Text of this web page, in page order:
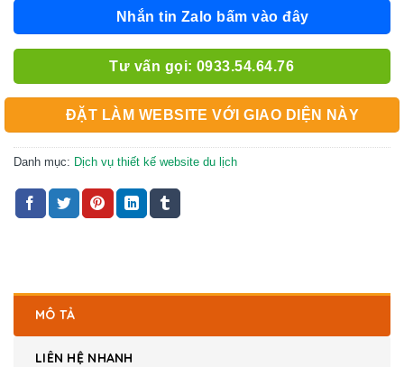
Nhắn tin Zalo bấm vào đây
Tư vấn gọi: 0933.54.64.76
ĐẶT LÀM WEBSITE VỚI GIAO DIỆN NÀY
Danh mục: Dịch vụ thiết kế website du lịch
MÔ TẢ
LIÊN HỆ NHANH